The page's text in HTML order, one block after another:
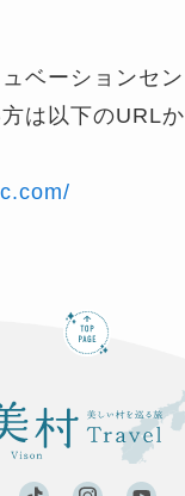
ベーションセ
は以下のURL